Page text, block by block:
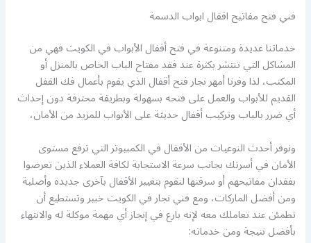
فني فتح مفاتيح اقفال ابواب الدسمة
خدماتنا عديدة ومتنوعة في فتح أقفال الأبواب في الكويت فهي من
المشاكل التي تنتشر بكثرة عند فقد مفتاح الباب الخاص بالمنزل أو
المكتب، لذا وفرنا أمهر نجار فتح أقفال الذي يقوم بأعمال فك القفل
القديم للأبواب والعمل على فتحه بسهولة وبطريقة محترفة دون إحداث
أي ضرر بالباب وتركيب أقفال حديثة على الأبواب للمزيد من الأمان،
ونوفر أحدث النوعيات من الأقفال في الكمبيوتر التي ترفع مستوى
الأمان في أسرتك بجانب سرعة الاستجابة لكافة العملاء الذين تعرضوا
بفقدان مفاتيحهم أو سرقتها لنقوم بتغيير الأقفال بآخرى جديدة وأصلية
ومن أفضل الماركات، ومع فني نجار في الكويت خبير وتستطيع أن
تطمئن عند تعاملك معه لإنه بارع في إنجاز أي مهمة موكلة له والانتهاء
بأفضل نتيجة ومن خدماته: